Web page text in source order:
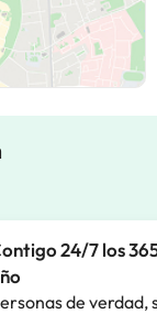
24/7 los
de verdad,